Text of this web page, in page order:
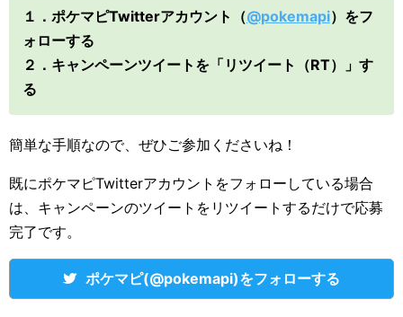
１．ポケマピTwitterアカウント（@pokemapi）をフ
ォローする
２．キャンペーンツイートを「リツイート（RT）」す
る
簡単な手順なので、ぜひご参加くださいね！
既にポケマピTwitterアカウントをフォローしている場合
は、キャンペーンのツイートをリツイートするだけで応募
完了です。
ポケマピ(@pokemapi)をフォローする